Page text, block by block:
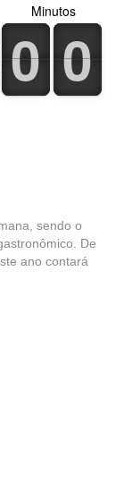
0
0
1
1 0
0
1
1
Minutos
sendo o
De
ano contará